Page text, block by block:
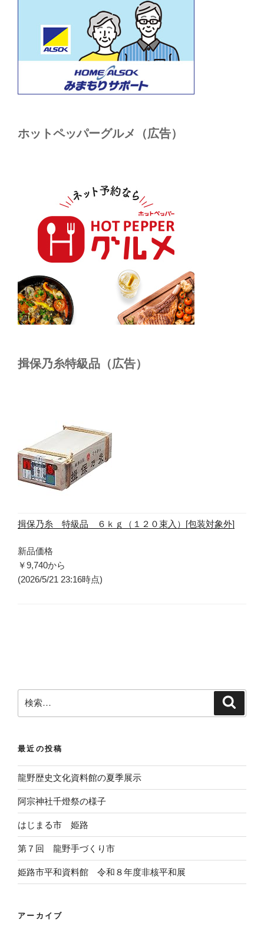
ホットペッパーグルメ（広告）
揖保乃糸特級品（広告）
揖保乃糸 特級品 ６ｋｇ（１２０束入）[包装対象外]
新品価格
￥9,740から
(2026/5/21 23:16時点)
最近の投稿
龍野歴史文化資料館の夏季展示
阿宗神社千燈祭の様子
はじまる市 姫路
第７回 龍野手づくり市
姫路市平和資料館 令和８年度非核平和展
アーカイブ